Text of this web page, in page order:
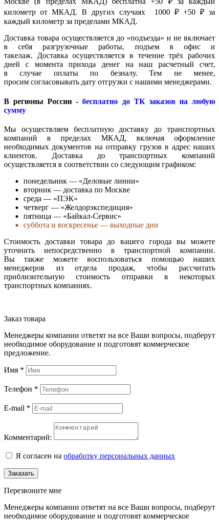
километр от МКАД. В других случаях 1000 ₽ +50 ₽ за
каждый километр за пределами МКАД.
Доставка товара осуществляется до «подъезда» и не включает
в себя разгрузочные работы, подъем в офис и
такелаж. Доставка осуществляется в течение трёх рабочих
дней с момента прихода денег на наш расчетный счет,
в случае оплаты по безналу. Тем не менее,
просим согласовывать дату отгрузки с нашими менеджерами.
В регионы России -бесплатно до ТК заказов на любую
сумму
Мы осуществляем бесплатную доставку до транспортных
компаний в пределах МКАД, включая оформление
необходимых документов на отправку грузов в адрес наших
клиентов. Доставка до транспортных компаний
осуществляется в соответствии со следующим графиком:
понедельник — «Деловые линии»
вторник — доставка по Москве
среда — «ПЭК»
четверг — «Желдорэкспедиция»
пятница — «Байкал-Сервис»
суббота и воскресенье — выходные дни
Стоимость доставки товара до вашего города вы можете
уточнить непосредственно в транспортной компании.
Вы также можете воспользоваться помощью наших
менеджеров из отдела продаж, чтобы рассчитать
приблизительную стоимость отправки в некоторых
транспортных компаниях.
Заказ товара
Менеджеры компании ответят на все Ваши вопросы, подберут
необходимое оборудование и подготовят коммерческое
предложение.
Имя *
Телефон *
E-mail *
Комментарий:
Я согласен на обработку персональных данных
Заказать
Перезвоните мне
Менеджеры компании ответят на все Ваши вопросы, подберут
необходимое оборудование и подготовят коммерческое